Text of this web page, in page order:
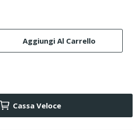
Aggiungi Al Carrello
Cassa Veloce